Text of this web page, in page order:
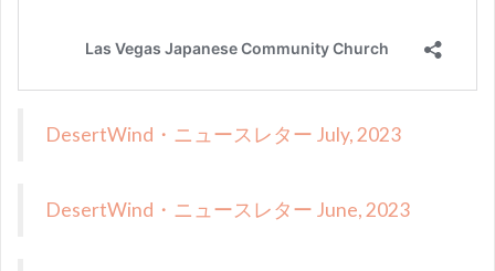
DesertWind・ニュースレター July, 2023
DesertWind・ニュースレター June, 2023